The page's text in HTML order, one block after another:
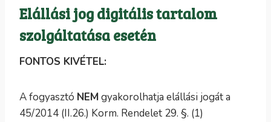
Elállási jog digitális tartalom
szolgáltatása esetén
FONTOS KIVÉTEL:
A fogyasztó NEMgyakorolhatja elállási jogát a
45/2014 (II.26.) Korm. Rendelet 29. §. (1)